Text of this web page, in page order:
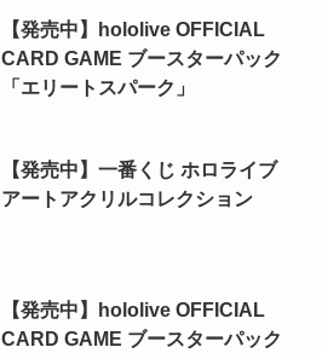
【発売中】hololive OFFICIAL
CARD GAME ブースターパック
「エリートスパーク」
【発売中】一番くじ ホロライブ
アートアクリルコレクション
【発売中】hololive OFFICIAL
CARD GAME ブースターパック